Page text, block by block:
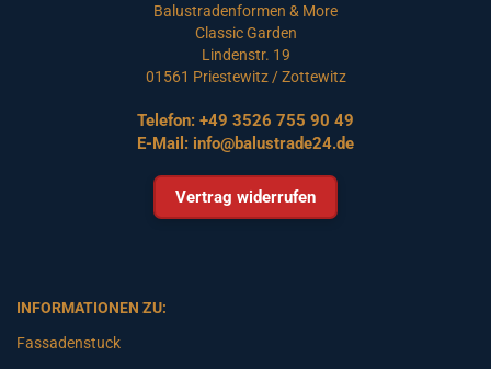
Balustradenformen & More
Classic Garden
Lindenstr. 19
01561 Priestewitz / Zottewitz
Telefon: +49 3526 755 90 49
E-Mail: info@balustrade24.de
Vertrag widerrufen
INFORMATIONEN ZU:
Fassadenstuck